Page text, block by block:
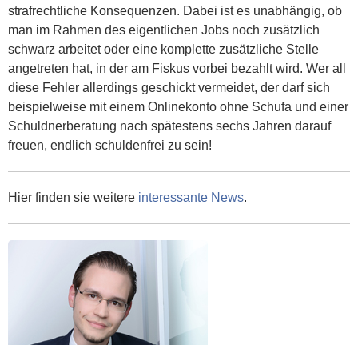
strafrechtliche Konsequenzen. Dabei ist es unabhängig, ob
man im Rahmen des eigentlichen Jobs noch zusätzlich
schwarz arbeitet oder eine komplette zusätzliche Stelle
angetreten hat, in der am Fiskus vorbei bezahlt wird. Wer all
diese Fehler allerdings geschickt vermeidet, der darf sich
beispielweise mit einem Onlinekonto ohne Schufa und einer
Schuldnerberatung nach spätestens sechs Jahren darauf
freuen, endlich schuldenfrei zu sein!
Hier finden sie weitere interessante News.